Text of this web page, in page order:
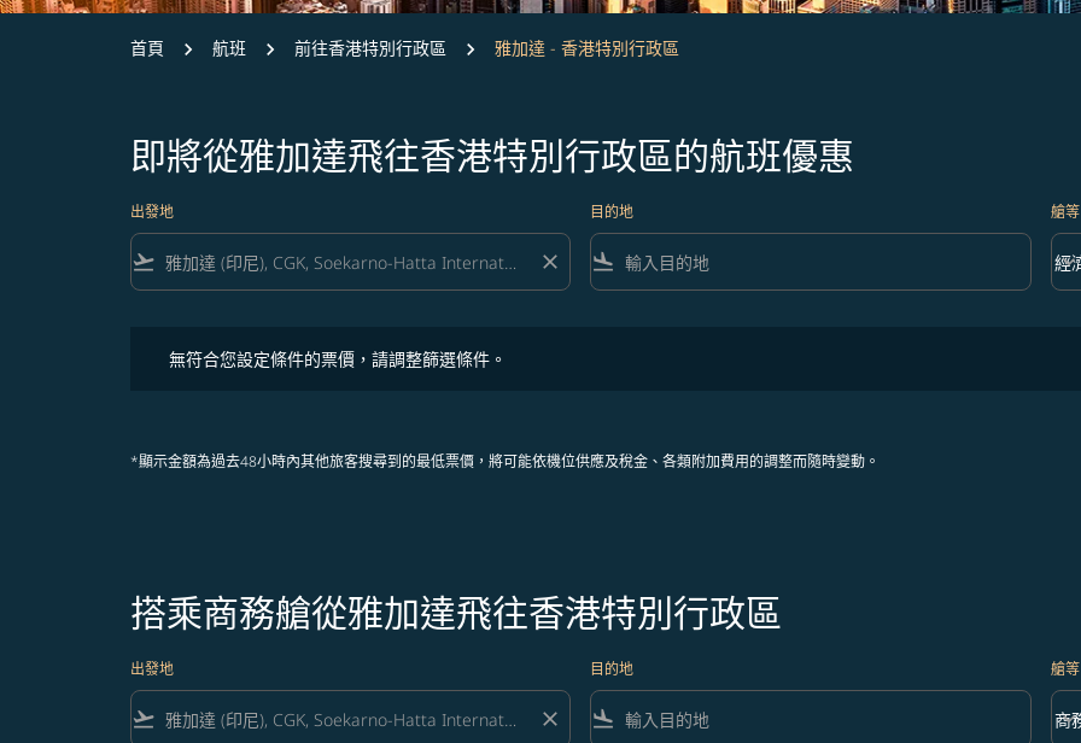
首頁 航班 前往香港特別行政區 雅加達 - 香港特別行政區
即將從雅加達飛往香港特別行政區的航班優惠
出發地
flight_takeoff close
目的地
flight_land
艙等
艙
經
keyboard_arrow_down
無符合您設定條件的票價，請調整篩選條件。
*顯示金額為過去48小時內其他旅客搜尋到的最低票價，將可能依機位供應及稅金、各類附加費用的調整而隨時變動。
搭乘商務艙從雅加達飛往香港特別行政區
出發地
flight_takeoff close
目的地
flight_land
艙等
艙
商
keyboard_arrow_down